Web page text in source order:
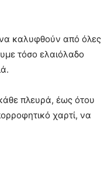
να καλυφθούν από όλες
τόσο ελαιόλαδο
πλευρά, έως ότου
χαρτί, να